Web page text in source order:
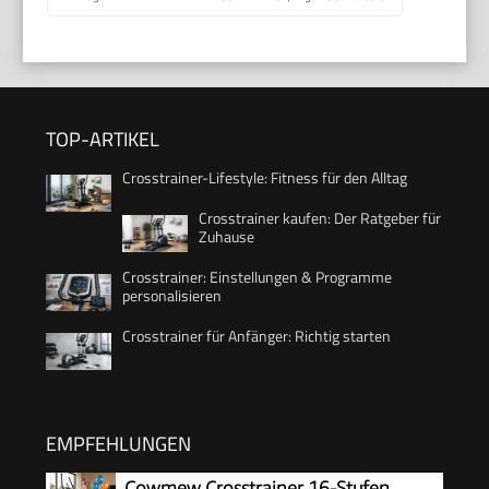
TOP-ARTIKEL
Crosstrainer-Lifestyle: Fitness für den Alltag
Crosstrainer kaufen: Der Ratgeber für
Zuhause
Crosstrainer: Einstellungen & Programme
personalisieren
Crosstrainer für Anfänger: Richtig starten
EMPFEHLUNGEN